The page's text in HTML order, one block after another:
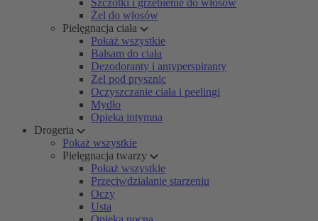
Szczotki i grzebienie do włosów
Żel do włosów
Pielęgnacja ciała
Pokaż wszystkie
Balsam do ciała
Dezodoranty i antyperspiranty
Żel pod prysznic
Oczyszczanie ciała i peelingi
Mydło
Opieka intymna
Drogeria
Pokaż wszystkie
Pielęgnacja twarzy
Pokaż wszystkie
Przeciwdziałanie starzeniu
Oczy
Usta